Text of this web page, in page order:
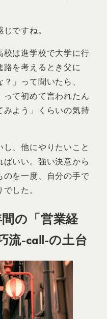
ですね。
校は進学校で大学に行
路を考えるとき父に
」って聞いたら、
って初めて言われたん
みよう」くらいの気持
、他にやりたいこと
いい。強い決意から
のを一度、自分の手で
した。
の「営業経
流-call-の土台